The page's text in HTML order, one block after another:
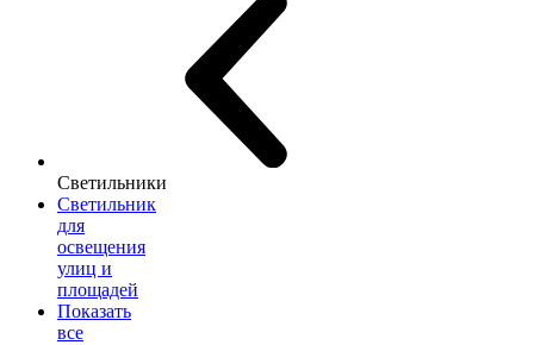
Светильники
Светильник
для
освещения
улиц и
площадей
Показать
все